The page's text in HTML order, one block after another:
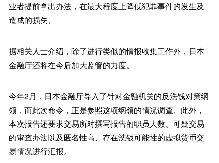
业者提前拿出办法，在最大程度上降低犯罪事件的发生及
造成的损失。
据相关人士介绍，除了进行类似的情报收集工作外，日本
金融厅还将在今后加大监管的力度。
今年2月，日本金融厅导入了针对金融机关的反洗钱对策纲
领，而此次命令，正是参照这项纲领的情况调查。此外，
本次报告还要求交易所对撰写报告的职员人数、可疑交易
的审查办法以及匿名性高、存在洗钱可能性的虚拟货币交
易情况进行汇报。